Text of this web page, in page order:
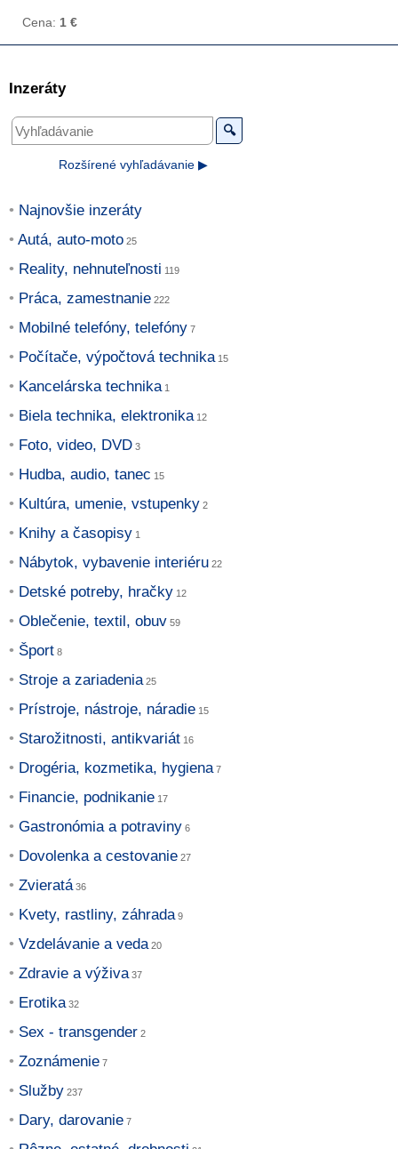
Cena: 1 €
Inzeráty
🔍
Rozšírené vyhľadávanie ▶
Najnovšie inzeráty
Autá, auto-moto
Reality, nehnuteľnosti
Práca, zamestnanie
Mobilné telefóny, telefóny
Počítače, výpočtová technika
Kancelárska technika
Biela technika, elektronika
Foto, video, DVD
Hudba, audio, tanec
Kultúra, umenie, vstupenky
Knihy a časopisy
Nábytok, vybavenie interiéru
Detské potreby, hračky
Oblečenie, textil, obuv
Šport
Stroje a zariadenia
Prístroje, nástroje, náradie
Starožitnosti, antikvariát
Drogéria, kozmetika, hygiena
Financie, podnikanie
Gastronómia a potraviny
Dovolenka a cestovanie
Zvieratá
Kvety, rastliny, záhrada
Vzdelávanie a veda
Zdravie a výživa
Erotika
Sex - transgender
Zoznámenie
Služby
Dary, darovanie